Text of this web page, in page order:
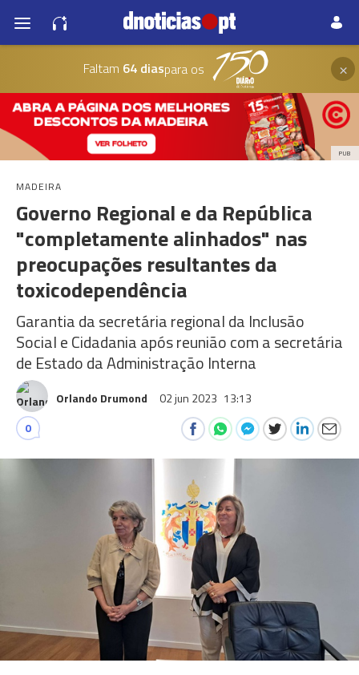
Faltam 64 diaspara os ×
PUB
MADEIRA
Governo Regional e da República
"completamente alinhados" nas
preocupações resultantes da
toxicodependência
Garantia da secretária regional da Inclusão
Social e Cidadania após reunião com a secretária
de Estado da Administração Interna
Orlando Drumond 02 jun 2023 13:13
0